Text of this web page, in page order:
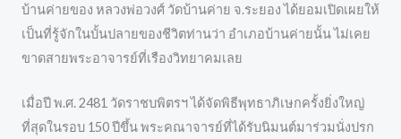
บ้านค่ายของ หลวงพ่อวงศ์ วัดบ้านค่าย จ.ระยอง ได้ยอมเปิดเผยให้
เป็นที่รู้จักในบั้นปลายของชีวิตท่านว่า อำเภอบ้านค่ายนั้น ไม่เคย
ขาดสายพระอาจารย์ที่เรืองวิทยาคมเลย
เมื่อปี พ.ศ. 2481 วัดราชบพิตรฯ ได้จัดพิธีพุทธาภิเษกครั้งยิ่งใหญ่
ที่สุดในรอบ 150 ปีขึ้น พระคณาจารย์ที่ได้รับนิมนต์มาร่วมนั่งปรก